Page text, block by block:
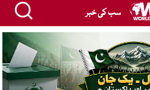
سب کی خبر